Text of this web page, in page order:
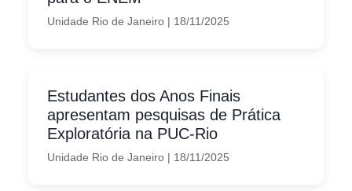
Unidade Rio de Janeiro | 18/11/2025
Estudantes dos Anos Finais
apresentam pesquisas de Prática
Exploratória na PUC-Rio
Unidade Rio de Janeiro | 18/11/2025